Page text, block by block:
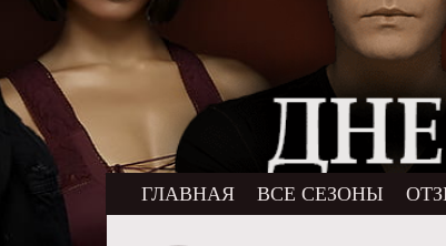
ГЛАВНАЯ ВСЕ СЕЗОНЫ